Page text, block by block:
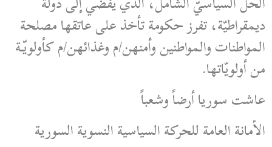
ديمقراطيّة، تفرز حكومة تأخذ على عاتقها مصلحة
المواطنات والمواطنين وأمنهن/م وغذائهن/م كأولويّة
من أولويّاتها.
عاشت سوريا أرضاً وشعباً
الأمانة العامة للحركة السياسية النسوية السورية